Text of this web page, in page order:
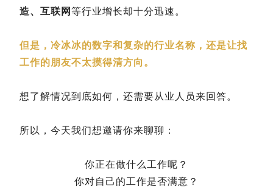
造、互联网 等行业增长却十分迅速。
但是，冷冰冰的数字和复杂的行业名称，还是让找
工作的朋友不太摸得清方向。
想了解情况到底如何，还需要从业人员来回答。
所以，今天我们想邀请你来聊聊：
你正在做什么工作呢？
你对自己的工作是否满意？